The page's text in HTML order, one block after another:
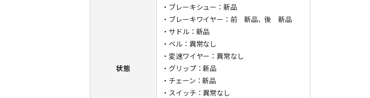
状態
・ブレーキシュー：新品
・ブレーキワイヤー：前 新品、後 新品
・サドル：新品
・ベル：異常なし
・変速ワイヤー：異常なし
・グリップ：新品
・チェーン：新品
・スイッチ：異常なし